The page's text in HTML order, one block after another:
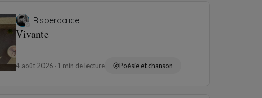
Risperdalice
Vivante
4 août 2026 1 min de lecture Poésie et chanson